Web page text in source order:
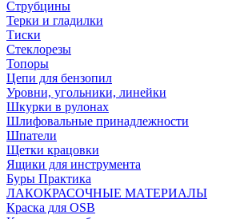
Струбцины
Терки и гладилки
Тиски
Стеклорезы
Топоры
Цепи для бензопил
Уровни, угольники, линейки
Шкурки в рулонах
Шлифовальные принадлежности
Шпатели
Щетки крацовки
Ящики для инструмента
Буры Практика
ЛАКОКРАСОЧНЫЕ МАТЕРИАЛЫ
Краска для OSB